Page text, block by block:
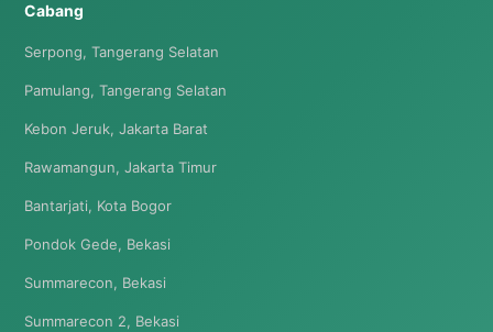
Cabang
Serpong, Tangerang Selatan
Pamulang, Tangerang Selatan
Kebon Jeruk, Jakarta Barat
Rawamangun, Jakarta Timur
Bantarjati, Kota Bogor
Pondok Gede, Bekasi
Summarecon, Bekasi
Summarecon 2, Bekasi